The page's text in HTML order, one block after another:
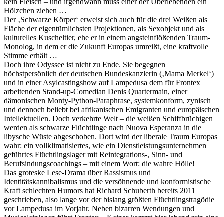
Hölzchen ziehen …
Der ‚Schwarze Körper‘ erweist sich auch für die drei Weißen als
Fläche der eigentümlichsten Projektionen, als Sexobjekt und als
kulturelles Kuscheltier, ehe er in einem angsteinflößenden Traum-
Monolog, in dem er die Zukunft Europas umreißt, eine kraftvolle
Stimme erhält …
Doch ihre Odyssee ist nicht zu Ende. Sie begegnen
höchstpersönlich der deutschen Bundeskanzlerin (‚Mama Merkel‘)
und in einer Asylcastingshow auf Lampedusa dem für Frontex
arbeitenden Stand-up-Comedian Denis Quartermain, einer
dämonischen Monty-Python-Paraphrase, systemkonform, zynisch
und dennoch beliebt bei afrikanischen Emigranten und europäischen
Intellektuellen. Doch verkehrte Welt – die weißen Schiffbrüchigen
werden als schwarze Flüchtlinge nach Nuova Esperanza in die
libysche Wüste abgeschoben. Dort wird der liberale Traum Europas
wahr: ein vollklimatisiertes, wie ein Dienstleistungsunternehmen
geführtes Flüchtlingslager mit Reintegrations-, Sinn- und
Berufsindungscoachings – mit einem Wort: die wahre Hölle!
Das groteske Lese-Drama über Rassismus und
Identitätskannibalismus und die versöhnende und konformistische
Kraft schlechten Humors hat Richard Schuberth bereits 2011
geschrieben, also lange vor der bislang größten Flüchtlingstragödie
vor Lampedusa im Vorjahr. Neben bizarren Wendungen und